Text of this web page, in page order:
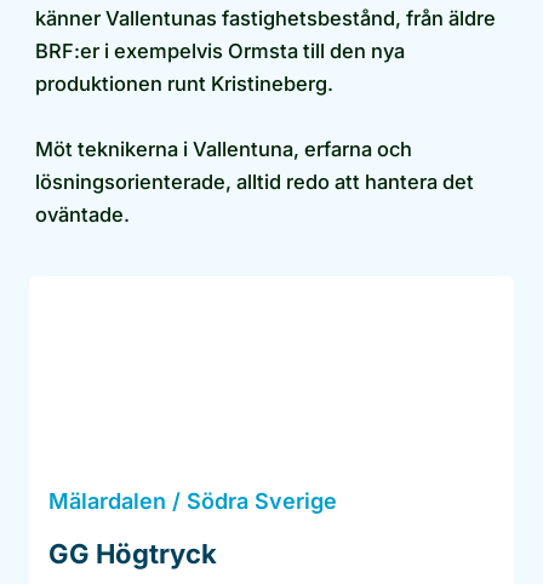
känner Vallentunas fastighetsbestånd, från äldre
BRF:er i exempelvis Ormsta till den nya
produktionen runt Kristineberg.
Möt teknikerna i Vallentuna, erfarna och
lösningsorienterade, alltid redo att hantera det
oväntade.
Mälardalen / Södra Sverige
GG Högtryck